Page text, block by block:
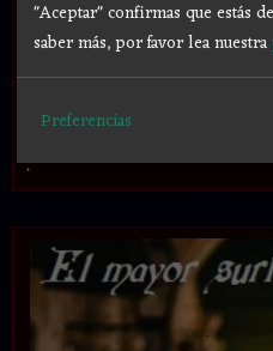
.
"Aceptar" confirmas que estás
saber más, por favor lea nuestra
Preferencias